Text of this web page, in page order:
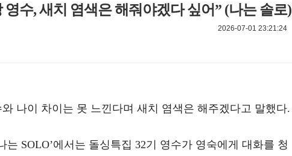
영수, 새치 염색은 해줘야겠다 싶어” (나는 솔로)
2026-07-01 23:21:24
나이 차이는 못 느낀다며 새치 염색은 해주겠다고 말했다.
는 SOLO’에서는 돌싱특집 32기 영수가 영숙에게 대화를 청